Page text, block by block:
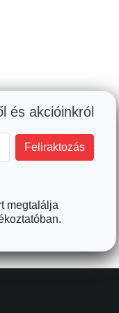
és akcióinkról
megtalálja